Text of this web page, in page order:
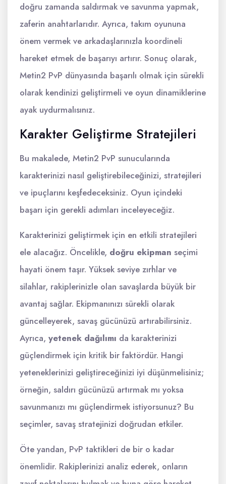
doğru zamanda saldırmak ve savunma yapmak,
zaferin anahtarlarıdır. Ayrıca, takım oyununa
önem vermek ve arkadaşlarınızla koordineli
hareket etmek de başarıyı artırır. Sonuç olarak,
Metin2 PvP dünyasında başarılı olmak için sürekli
olarak kendinizi geliştirmeli ve oyun dinamiklerine
ayak uydurmalısınız.
Karakter Geliştirme Stratejileri
Bu makalede, Metin2 PvP sunucularında
karakterinizi nasıl geliştirebileceğinizi, stratejileri
ve ipuçlarını keşfedeceksiniz. Oyun içindeki
başarı için gerekli adımları inceleyeceğiz.
Karakterinizi geliştirmek için en etkili stratejileri
ele alacağız. Öncelikle, doğru ekipman seçimi
hayati önem taşır. Yüksek seviye zırhlar ve
silahlar, rakiplerinizle olan savaşlarda büyük bir
avantaj sağlar. Ekipmanınızı sürekli olarak
güncelleyerek, savaş gücünüzü artırabilirsiniz.
Ayrıca, yetenek dağılımı da karakterinizi
güçlendirmek için kritik bir faktördür. Hangi
yeteneklerinizi geliştireceğinizi iyi düşünmelisiniz;
örneğin, saldırı gücünüzü artırmak mı yoksa
savunmanızı mı güçlendirmek istiyorsunuz? Bu
seçimler, savaş stratejinizi doğrudan etkiler.
Öte yandan, PvP taktikleri de bir o kadar
önemlidir. Rakiplerinizi analiz ederek, onların